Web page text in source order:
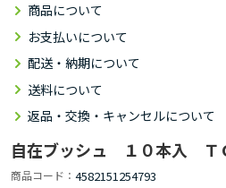
商品について
お支払いについて
配送・納期について
送料について
返品・交換・キャンセルについて
自在ブッシュ １０本入 Ｔ
商品コード 4582151254793